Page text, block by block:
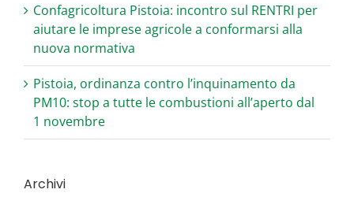
Confagricoltura Pistoia: incontro sul RENTRI per
aiutare le imprese agricole a conformarsi alla
nuova normativa
Pistoia, ordinanza contro l’inquinamento da
PM10: stop a tutte le combustioni all’aperto dal
1 novembre
Archivi